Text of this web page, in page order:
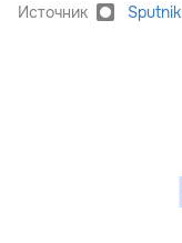
Источник Sputnik